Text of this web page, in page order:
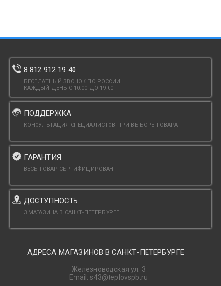
8 812 912 19 40
БЕСПЛАТНЫЙ ЗВОНОК ПО РОССИИ
КАЖДЫЙ ДЕНЬ С 10:00 ДО 19:00
ПОДДЕРЖКА
КОНСУЛЬТАЦИЯ СПЕЦИАЛИСТОВ ПРИ ВЫБОРЕ ТОВАРА
ГАРАНТИЯ
ВЕСЬ ТОВАР СЕРТИФИЦИРОВАН
ДОСТУПНОСТЬ
3 МАГАЗИНА В САНКТ-ПЕТЕРБУРГЕ
АДРЕСА МАГАЗИНОВ В САНКТ-ПЕТЕРБУРГЕ
Железноводская ул. 3
Email: s43@teplovspb.ru